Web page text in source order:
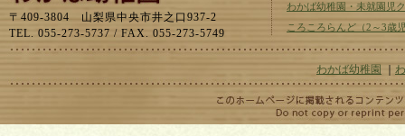
〒409-3804 山梨県中央市井之口937-2
TEL. 055-273-5737 / FAX. 055-273-5749
わかば幼稚園・未就園児
ころころらんど（2～3歳
わかば幼稚園